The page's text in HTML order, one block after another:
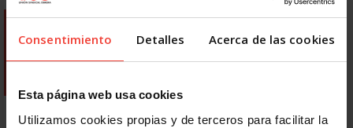
Consentimiento Detalles Acerca de las cookies
Esta página web usa cookies
Utilizamos cookies propias y de terceros para facilitar la